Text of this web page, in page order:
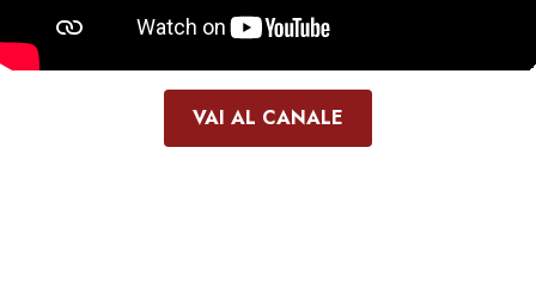
VAI AL CANALE